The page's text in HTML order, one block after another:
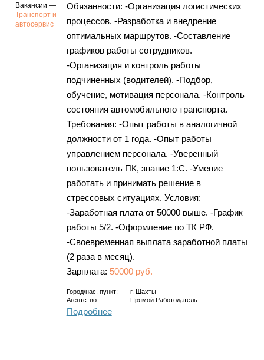
Вакансии —
Транспорт и
автосервис
Обязанности: -Организация логистических
процессов. -Разработка и внедрение
оптимальных маршрутов. -Составление
графиков работы сотрудников.
-Организация и контроль работы
подчиненных (водителей). -Подбор,
обучение, мотивация персонала. -Контроль
состояния автомобильного транспорта.
Требования: -Опыт работы в аналогичной
должности от 1 года. -Опыт работы
управлением персонала. -Уверенный
пользователь ПК, знание 1:С. -Умение
работать и принимать решение в
стрессовых ситуациях. Условия:
-Заработная плата от 50000 выше. -График
работы 5/2. -Оформление по ТК РФ.
-Своевременная выплата заработной платы
(2 раза в месяц).
Зарплата: 50000 руб.
Город/нас. пункт: г.
Шахты
Агентство:
Прямой Работодатель.
Подробнее